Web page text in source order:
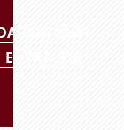
FUNÇÃO
EM